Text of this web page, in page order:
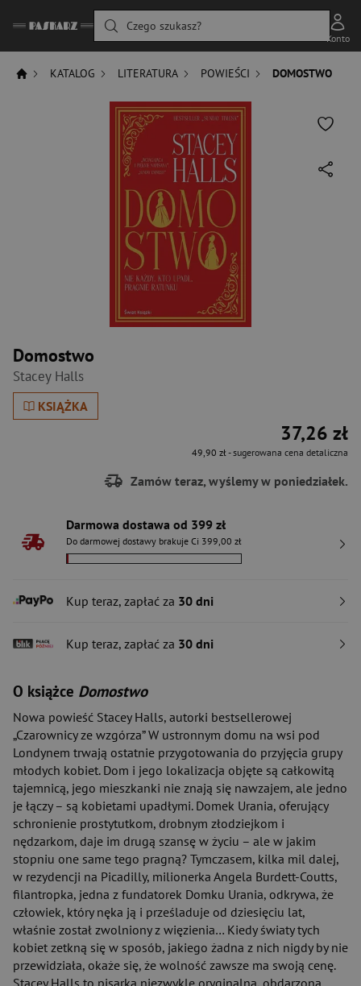
Czego szukasz?
Konto
KATALOG LITERATURA POWIEŚCI DOMOSTWO
Domostwo
Stacey Halls
KSIĄŻKA
37,26 zł
49,90 zł- sugerowana cena detaliczna
Zamów teraz, wyślemy w poniedziałek.
Darmowa dostawa od 399 zł
Do darmowej dostawy brakuje Ci 399,00 zł
Kup teraz, zapłać za 30 dni
Kup teraz, zapłać za 30 dni
O książce Domostwo
Nowa powieść Stacey Halls, autorki bestsellerowej
„Czarownicy ze wzgórza” W ustronnym domu na wsi pod
Londynem trwają ostatnie przygotowania do przyjęcia grupy
młodych kobiet. Dom i jego lokalizacja objęte są całkowitą
tajemnicą, jego mieszkanki nie znają się nawzajem, ale jedno
je łączy – są kobietami upadłymi. Domek Urania, oferujący
schronienie prostytutkom, drobnym złodziejkom i
nędzarkom, daje im drugą szansę w życiu – ale w jakim
stopniu one same tego pragną? Tymczasem, kilka mil dalej,
w rezydencji na Picadilly, milionerka Angela Burdett-Coutts,
filantropka, jedna z fundatorek Domku Urania, odkrywa, że
człowiek, który nęka ją i prześladuje od dziesięciu lat,
właśnie został zwolniony z więzienia… Kiedy światy tych
kobiet zetkną się w sposób, jakiego żadna z nich nigdy by nie
przewidziała, okaże się, że wolność zawsze ma swoją cenę.
Stacey Halls to pisarka niezwykle oryginalna, obdarzona